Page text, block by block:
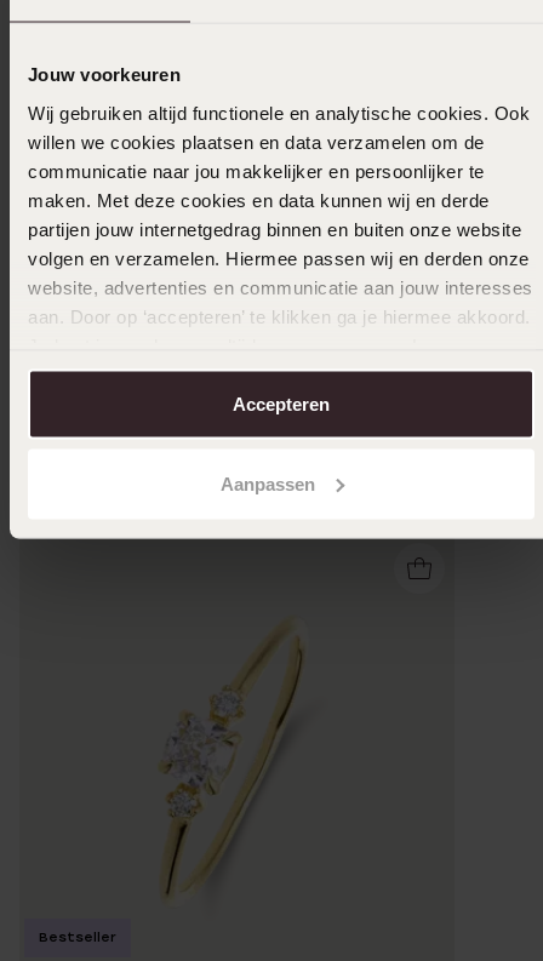
Jouw voorkeuren
Wij gebruiken altijd functionele en analytische cookies. Ook
willen we cookies plaatsen en data verzamelen om de
communicatie naar jou makkelijker en persoonlijker te
maken. Met deze cookies en data kunnen wij en derde
partijen jouw internetgedrag binnen en buiten onze website
volgen en verzamelen. Hiermee passen wij en derden onze
website, advertenties en communicatie aan jouw interesses
aan. Door op ‘accepteren’ te klikken ga je hiermee akkoord.
over in onscookiebeleid.
Accepteren
Aanpassen
585 Gelbgoldring mit 0,415 ct Labor-Diamant
für Damen
Bestseller
Ring
1199.99
-50%
Bestseller